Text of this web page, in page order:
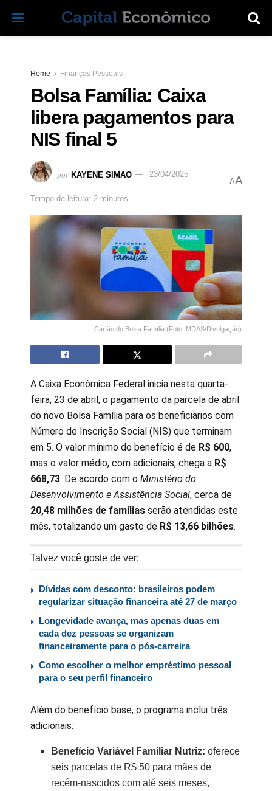
Home Finanças Pessoais
Bolsa Família: Caixa
libera pagamentos para
NIS final 5
por KAYENE SIMAO 23/04/2025
Tempo de leitura: 2 minutos
AA
Cartão do Bolsa Família (Foto: MDAS/Divulgação)
A Caixa Econômica Federal inicia nesta quarta-
feira, 23 de abril, o pagamento da parcela de abril
do novo Bolsa Família para os beneficiários com
Número de Inscrição Social (NIS) que terminam
em 5. O valor mínimo do benefício é de R$ 600,
mas o valor médio, com adicionais, chega a R$
668,73. De acordo com o Ministério do
Desenvolvimento e Assistência Social, cerca de
20,48 milhões de famílias serão atendidas este
mês, totalizando um gasto de R$ 13,66 bilhões.
Talvez você goste de ver:
Dívidas com desconto: brasileiros podem
regularizar situação financeira até 27 de março
Longevidade avança, mas apenas duas em
cada dez pessoas se organizam
financeiramente para o pós-carreira
Como escolher o melhor empréstimo pessoal
para o seu perfil financeiro
Além do benefício base, o programa inclui três
adicionais:
Benefício Variável Familiar Nutriz: oferece
seis parcelas de R$ 50 para mães de
recém-nascidos com até seis meses,